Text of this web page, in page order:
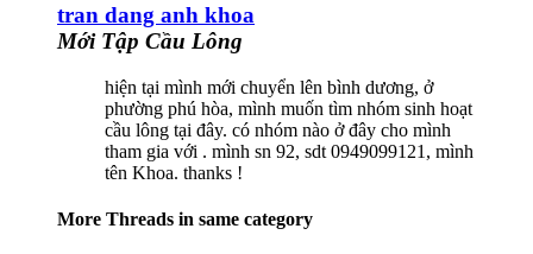
tran dang anh khoa
Mới Tập Cầu Lông
hiện tại mình mới chuyển lên bình dương, ở
phường phú hòa, mình muốn tìm nhóm sinh hoạt
cầu lông tại đây. có nhóm nào ở đây cho mình
tham gia với . mình sn 92, sdt 0949099121, mình
tên Khoa. thanks !
More Threads in same category